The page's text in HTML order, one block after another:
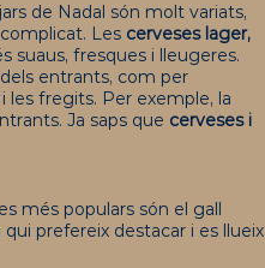
de Nadal són molt variats,
Les cerveses lager,
suaus, fresques i lleugeres.
entrants, com per
fregits. Per exemple, la
Ja saps que cerveses i
més populars són el gall
prefereix destacar i es llueix